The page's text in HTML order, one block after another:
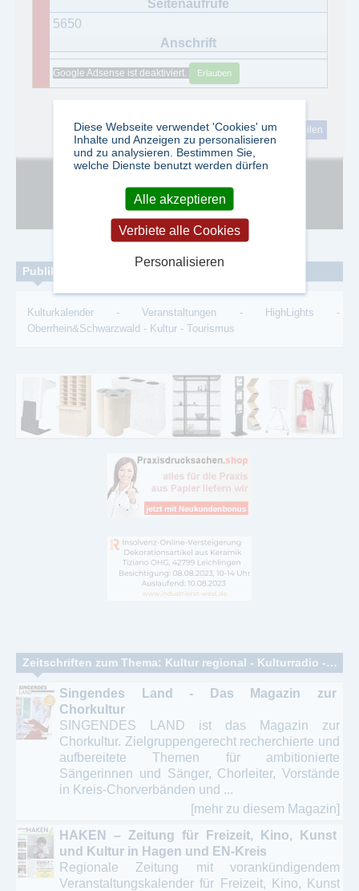
5650
Google Adsense ist deaktiviert. Erlauben
tweet teilen
Google Adsense ist deaktiviert. Erlauben
Publikationen zum Thema:
Kulturkalender -Veranstaltungen - HighLights -
Oberrhein&Schwarzwald - Kultur - Tourismus
Zeitschriften zum Thema: Kultur regional - Kulturradio - Kulturkalender
Singendes Land - Das Magazin zur
Chorkultur
SINGENDES LAND ist das Magazin zur
Chorkultur. Zielgruppengerecht recherchierte und
aufbereitete Themen für ambitionierte
Sängerinnen und Sänger, Chorleiter, Vorstände
in Kreis-Chorverbänden und ...
[mehr zu diesem Magazin]
HAKEN – Zeitung für Freizeit, Kino, Kunst
und Kultur in Hagen und EN-Kreis
Regionale Zeitung mit vorankündigendem
Veranstaltungskalender für Freizeit, Kino, Kunst
Diese Webseite verwendet 'Cookies' um
Inhalte und Anzeigen zu personalisieren
und zu analysieren. Bestimmen Sie,
welche Dienste benutzt werden dürfen
Alle akzeptieren
Verbiete alle Cookies
Personalisieren